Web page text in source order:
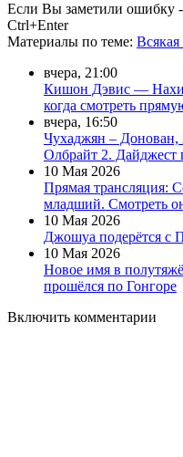
Если Вы заметили ошибку
Ctrl+Enter
Материалы по теме: Всякая
вчера, 21:00
Кишон Дэвис —
когда смотреть
вчера, 16:50
Чухаджян –
Олбрайт 2. Дайджест
10 Мая 2026
Прямая трансляция:
младший. Смотреть
10 Мая 2026
Джошуа подерётся с
10 Мая 2026
Новое имя в
прошёлся по Гонгоре
Включить комментарии